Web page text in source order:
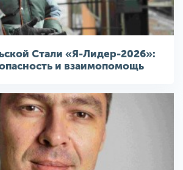
Стали «Я-Лидер-2026»:
и взаимопомощь